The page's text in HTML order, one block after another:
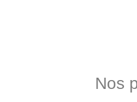
nécessaires pour assureNos